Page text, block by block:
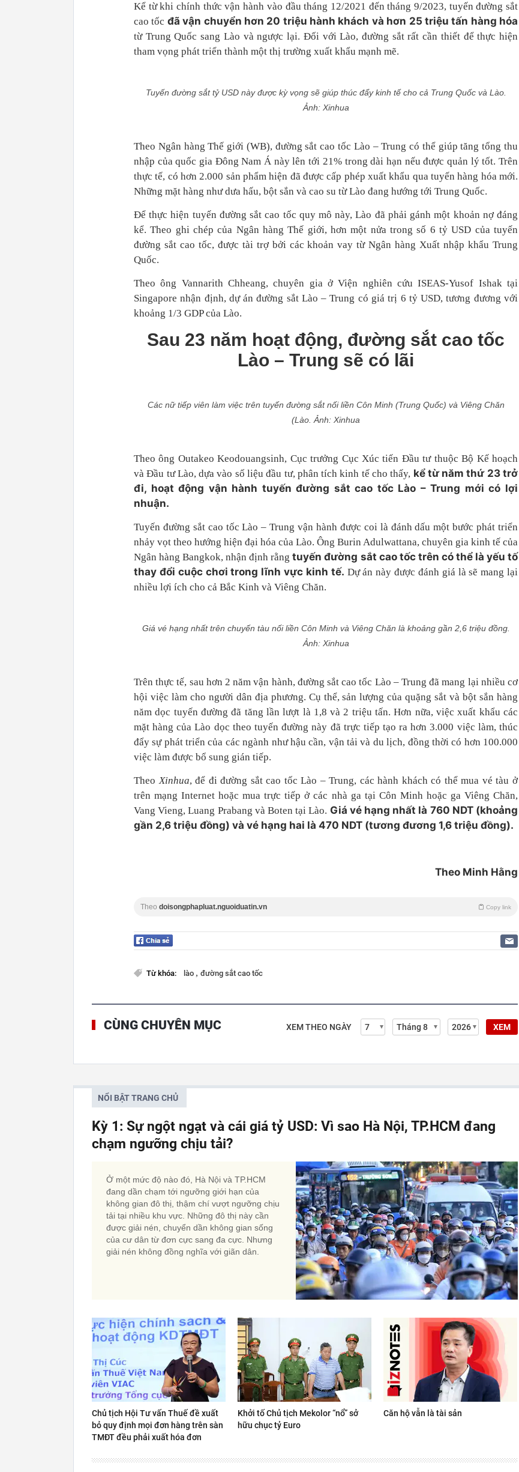
Kể từ khi chính thức vận hành vào đầu tháng 12/2021 đến tháng 9/2023, tuyến đường sắt
cao tốc đã vận chuyển hơn 20 triệu hành khách và hơn 25 triệu tấn hàng hóa
từ Trung Quốc sang Lào và ngược lại. Đối với Lào, đường sắt rất cần thiết để thực hiện
tham vọng phát triển thành một thị trường xuất khẩu mạnh mẽ.
Tuyến đường sắt tỷ USD này được kỳ vọng sẽ giúp thúc đẩy kinh tế cho cả Trung Quốc và Lào.
Ảnh: Xinhua
Theo Ngân hàng Thế giới (WB), đường sắt cao tốc Lào – Trung có thể giúp tăng tổng thu
nhập của quốc gia Đông Nam Á này lên tới 21% trong dài hạn nếu được quản lý tốt. Trên
thực tế, có hơn 2.000 sản phẩm hiện đã được cấp phép xuất khẩu qua tuyến hàng hóa mới.
Những mặt hàng như dưa hấu, bột sắn và cao su từ Lào đang hướng tới Trung Quốc.
Để thực hiện tuyến đường sắt cao tốc quy mô này, Lào đã phải gánh một khoản nợ đáng
kể. Theo ghi chép của Ngân hàng Thế giới, hơn một nửa trong số 6 tỷ USD của tuyến
đường sắt cao tốc, được tài trợ bởi các khoản vay từ Ngân hàng Xuất nhập khẩu Trung
Quốc.
Theo ông Vannarith Chheang, chuyên gia ở Viện nghiên cứu ISEAS-Yusof Ishak tại
Singapore nhận định, dự án đường sắt Lào – Trung có giá trị 6 tỷ USD, tương đương với
khoảng 1/3 GDP của Lào.
Sau 23 năm hoạt động, đường sắt cao tốc
Lào – Trung sẽ có lãi
Các nữ tiếp viên làm việc trên tuyến đường sắt nối liền Côn Minh (Trung Quốc) và Viêng Chăn
(Lào. Ảnh: Xinhua
Theo ông Outakeo Keodouangsinh, Cục trưởng Cục Xúc tiến Đầu tư thuộc Bộ Kế hoạch
và Đầu tư Lào, dựa vào số liệu đầu tư, phân tích kinh tế cho thấy, kể từ năm thứ 23 trở
đi, hoạt động vận hành tuyến đường sắt cao tốc Lào – Trung mới có lợi
nhuận.
Tuyến đường sắt cao tốc Lào – Trung vận hành được coi là đánh dấu một bước phát triển
nhảy vọt theo hướng hiện đại hóa của Lào. Ông Burin Adulwattana, chuyên gia kinh tế của
Ngân hàng Bangkok, nhận định rằngtuyến đường sắt cao tốc trên có thể là yếu tố
thay đổi cuộc chơi trong lĩnh vực kinh tế. Dự án này được đánh giá là sẽ mang lại
nhiều lợi ích cho cả Bắc Kinh và Viêng Chăn.
Giá vé hạng nhất trên chuyến tàu nối liền Côn Minh và Viêng Chăn là khoảng gần 2,6 triệu đồng.
Ảnh: Xinhua
Trên thực tế, sau hơn 2 năm vận hành, đường sắt cao tốc Lào – Trung đã mang lại nhiều cơ
hội việc làm cho người dân địa phương. Cụ thể, sản lượng của quặng sắt và bột sắn hàng
năm dọc tuyến đường đã tăng lần lượt là 1,8 và 2 triệu tấn. Hơn nữa, việc xuất khẩu các
mặt hàng của Lào dọc theo tuyến đường này đã trực tiếp tạo ra hơn 3.000 việc làm, thúc
đẩy sự phát triển của các ngành như hậu cần, vận tải và du lịch, đồng thời có hơn 100.000
việc làm được bổ sung gián tiếp.
TheoXinhua, để đi đường sắt cao tốc Lào – Trung, các hành khách có thể mua vé tàu ở
trên mạng Internet hoặc mua trực tiếp ở các nhà ga tại Côn Minh hoặc ga Viêng Chăn,
Vang Vieng, Luang Prabang và Boten tại Lào. Giá vé hạng nhất là 760 NDT (khoảng
gần 2,6 triệu đồng) và vé hạng hai là 470 NDT (tương đương 1,6 triệu đồng).
Theo Minh Hằng
Theo doisongphapluat.nguoiduatin.vn Copy link
Từ khóa: lào , đường sắt cao tốc
CÙNG CHUYÊN MỤC XEM THEO NGÀY XEM
NỔI BẬT TRANG CHỦ
Kỳ 1: Sự ngột ngạt và cái giá tỷ USD: Vì sao Hà Nội, TP.HCM đang
chạm ngưỡng chịu tải?
Ở một mức độ nào đó, Hà Nội và TP.HCM
đang dần chạm tới ngưỡng giới hạn của
không gian đô thị, thậm chí vượt ngưỡng chịu
tải tại nhiều khu vực. Những đô thị này cần
được giải nén, chuyển dần không gian sống
của cư dân từ đơn cực sang đa cực. Nhưng
giải nén không đồng nghĩa với giãn dân.
Chủ tịch Hội Tư vấn Thuế đề xuất
bỏ quy định mọi đơn hàng trên sàn
TMĐT đều phải xuất hóa đơn
Khởi tố Chủ tịch Mekolor “nổ” sở
hữu chục tỷ Euro
Căn hộ vẫn là tài sản